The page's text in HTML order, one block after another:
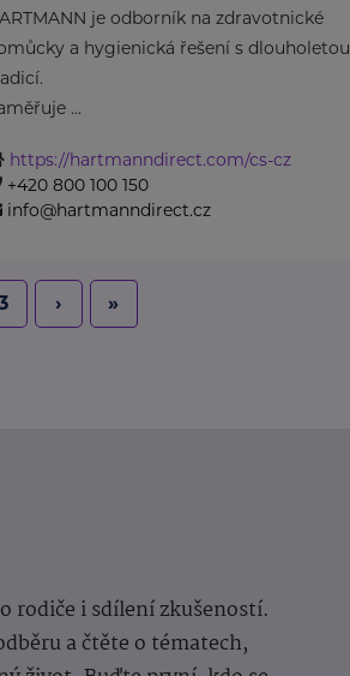
je odborník na zdravotnické
a hygienická řešení s dlouholetou
...
https://hartmanndirect.com/cs-cz
+420 800 100 150
info@hartmanndirect.cz
› »
rodiče i sdílení zkušeností.
a čtěte o tématech,